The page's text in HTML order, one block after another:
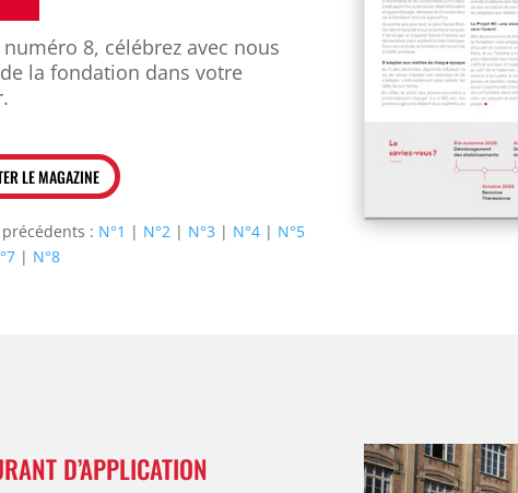
8, célébrez avec nous
la fondation dans votre
LE MAGAZINE
: N°1 | N°2| N°3 | N°4| N°5
| N°8
D’APPLICATION